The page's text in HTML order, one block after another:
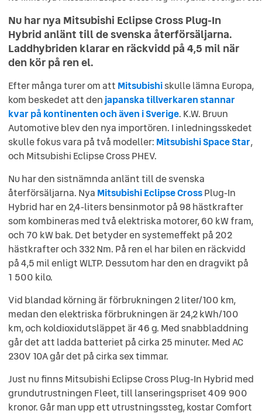
Nu har nya Mitsubishi Eclipse Cross Plug-In
Hybrid anlänt till de svenska återförsäljarna.
Laddhybriden klarar en räckvidd på 4,5 mil när
den kör på ren el.
Efter många turer om att Mitsubishiskulle lämna Europa,
kom beskedet att den japanska tillverkaren stannar
kvar på kontinenten och även i Sverige. K.W. Bruun
Automotive blev den nya importören. I inledningsskedet
skulle fokus vara på två modeller: Mitsubishi Space Star,
och Mitsubishi Eclipse Cross PHEV.
Nu har den sistnämnda anlänt till de svenska
återförsäljarna. Nya Mitsubishi Eclipse CrossPlug-In
Hybrid har en 2,4-liters bensinmotor på 98 hästkrafter
som kombineras med två elektriska motorer, 60 kW fram,
och 70 kW bak. Det betyder en systemeffekt på 202
hästkrafter och 332 Nm. På ren el har bilen en räckvidd
på 4,5 mil enligt WLTP. Dessutom har den en dragvikt på
1 500 kilo.
Vid blandad körning är förbrukningen 2 liter/100 km,
medan den elektriska förbrukningen är 24,2 kWh/100
km, och koldioxidutsläppet är 46 g. Med snabbladdning
går det att ladda batteriet på cirka 25 minuter. Med AC
230V 10A går det på cirka sex timmar.
Just nu finns Mitsubishi Eclipse Cross Plug-In Hybrid med
grundutrustningen Fleet, till lanseringspriset 409 900
kronor. Går man upp ett utrustningssteg, kostar Comfort